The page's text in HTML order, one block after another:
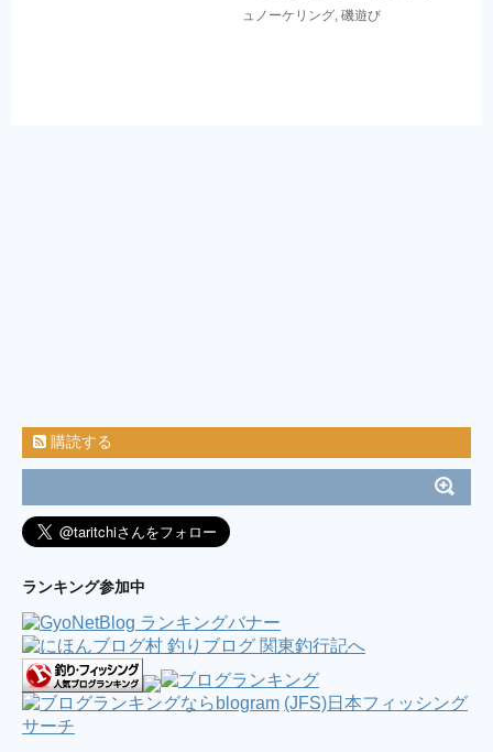
ュノーケリング, 磯遊び
購読する
ランキング参加中
(JFS)日本フィッシング
サーチ